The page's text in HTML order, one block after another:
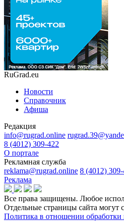
RuGrad.eu
Новости
Справочник
Афиша
Редакция
info@rugrad.online
8 (4012) 309-422
О портале
Рекламная служба
reklama@rugrad.online 8 (4012)
Реклама
Все права защищены. Любое
Отдельные страницы сайта могут
Политика в отношении